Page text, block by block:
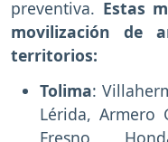
preventiva. Estas
movilización de
territorios:
Tolima:
Lérida, Armero